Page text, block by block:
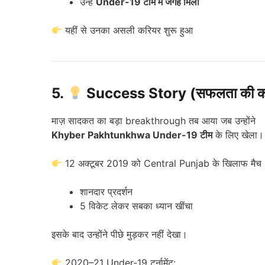
यहीं से उनका असली करियर शुरू हुआ
5. Success Story (सफलता की
माज़ सादकत का बड़ा breakthrough तब आया जब उन्होंने
Khyber Pakhtunkhwa Under-19 टीमके लिए खेला।
12 अक्टूबर 2019 को Central Punjab के खिलाफ मैच
शानदार प्रदर्शन
5 विकेट लेकर सबका ध्यान खींचा
इसके बाद उन्होंने पीछे मुड़कर नहीं देखा।